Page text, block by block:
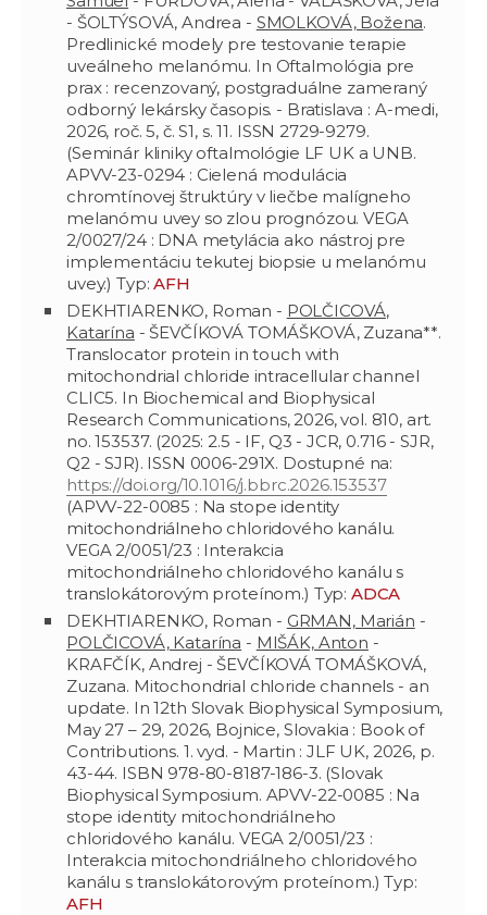
- ŠOLTÝSOVÁ, Andrea - SMOLKOVÁ, Božena.
Predlinické modely pre testovanie terapie
uveálneho melanómu. In Oftalmológia pre
prax : recenzovaný, postgraduálne zameraný
odborný lekársky časopis. - Bratislava : A-medi,
2026, roč. 5, č. S1, s. 11. ISSN 2729-9279.
(Seminár kliniky oftalmológie LF UK a UNB.
APVV-23-0294 : Cielená modulácia
chromtínovej štruktúry v liečbe malígneho
melanómu uvey so zlou prognózou. VEGA
2/0027/24 : DNA metylácia ako nástroj pre
implementáciu tekutej biopsie u melanómu
uvey.) Typ:AFH
DEKHTIARENKO, Roman - POLČICOVÁ,
Katarína - ŠEVČÍKOVÁ TOMÁŠKOVÁ, Zuzana**.
Translocator protein in touch with
mitochondrial chloride intracellular channel
CLIC5. In Biochemical and Biophysical
Research Communications, 2026, vol. 810, art.
no. 153537. (2025: 2.5 - IF, Q3 - JCR, 0.716 - SJR,
Q2 - SJR). ISSN 0006-291X. Dostupné na:
https://doi.org/10.1016/j.bbrc.2026.153537
(APVV-22-0085 : Na stope identity
mitochondriálneho chloridového kanálu.
VEGA 2/0051/23 : Interakcia
mitochondriálneho chloridového kanálu s
translokátorovým proteínom.) Typ: ADCA
DEKHTIARENKO, Roman - GRMAN, Marián -
POLČICOVÁ, Katarína - MIŠÁK, Anton -
KRAFČÍK, Andrej - ŠEVČÍKOVÁ TOMÁŠKOVÁ,
Zuzana. Mitochondrial chloride channels - an
update. In 12th Slovak Biophysical Symposium,
May 27 – 29, 2026, Bojnice, Slovakia : Book of
Contributions. 1. vyd. - Martin : JLF UK, 2026, p.
43-44. ISBN 978-80-8187-186-3. (Slovak
Biophysical Symposium. APVV-22-0085 : Na
stope identity mitochondriálneho
chloridového kanálu. VEGA 2/0051/23 :
Interakcia mitochondriálneho chloridového
kanálu s translokátorovým proteínom.) Typ:
AFH